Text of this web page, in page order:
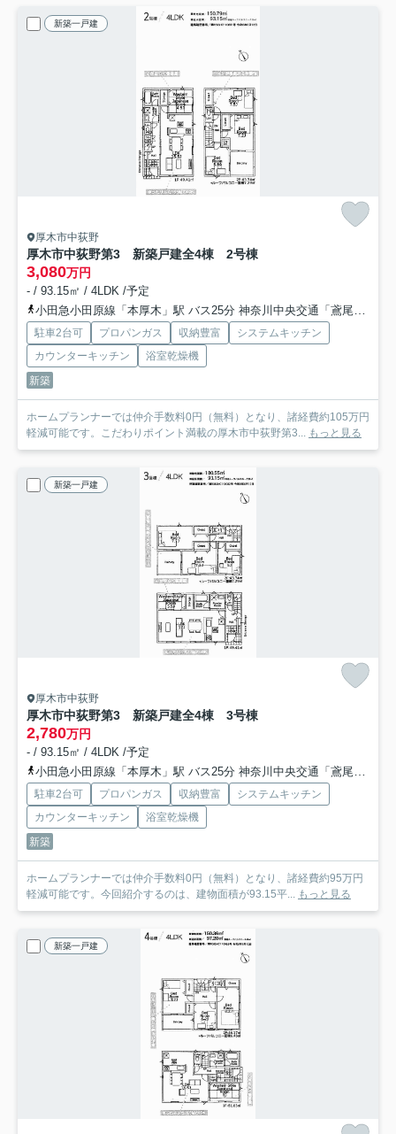
新築一戸建
厚木市中荻野
厚木市中荻野第3 新築戸建全4棟 2号棟
3,080万円
- / 93.15㎡ / 4LDK /予定
小田急小田原線「本厚木」駅 バス25分 神奈川中央交通「鳶尾山前」 停歩5分
駐車2台可 プロパンガス 収納豊富
システムキッチン
カウンターキッチン
浴室乾燥機
新築
ホームプランナーでは仲介手数料0円（無料）となり、諸経費約105万円
軽減可能です。こだわりポイント満載の厚木市中荻野第3...
もっと見る
新築一戸建
厚木市中荻野
厚木市中荻野第3 新築戸建全4棟 3号棟
2,780万円
- / 93.15㎡ / 4LDK /予定
小田急小田原線「本厚木」駅 バス25分 神奈川中央交通「鳶尾山前」 停歩5分
駐車2台可 プロパンガス 収納豊富
システムキッチン
カウンターキッチン
浴室乾燥機
新築
ホームプランナーでは仲介手数料0円（無料）となり、諸経費約95万円
軽減可能です。今回紹介するのは、建物面積が93.15平...
もっと見る
新築一戸建